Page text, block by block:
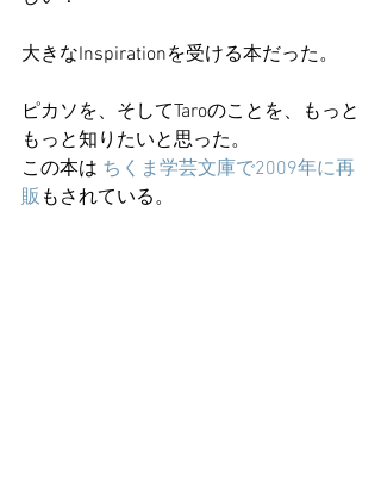
大きなInspirationを受ける本だった。
ピカソを、そしてTaroのことを、もっと
もっと知りたいと思った。
この本は ちくま学芸文庫で2009年に再
販 もされている。